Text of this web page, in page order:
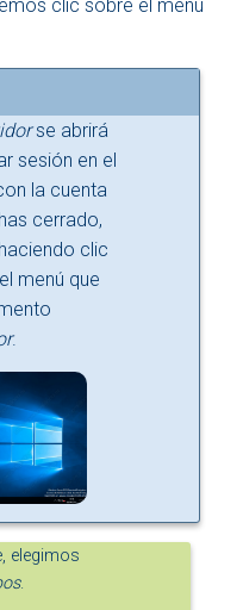
clic sobre el menú
se abrirá
sesión en el
la cuenta
cerrado,
clic
menú que
.
elegimos
.